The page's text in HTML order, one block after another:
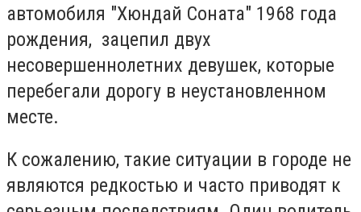
автомобиля "Хюндай Соната" 1968 года
рождения, зацепил двух
несовершеннолетних девушек, которые
перебегали дорогу в неустановленном
месте.
К сожалению, такие ситуации в городе не
являются редкостью и часто приводят к